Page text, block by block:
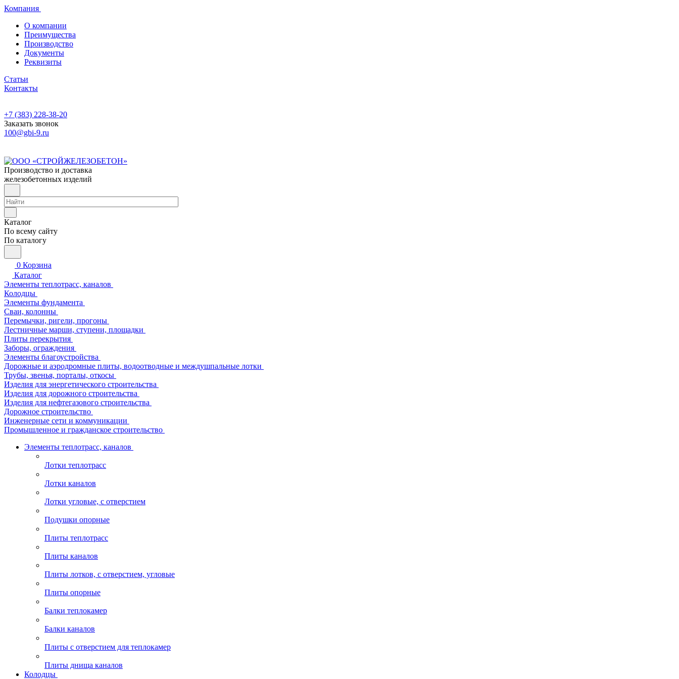
Компания
О компании
Преимущества
Производство
Документы
Реквизиты
Статьи
Контакты
+7 (383) 228-38-20
Заказать звонок
100@gbi-9.ru
Производство и доставка
железобетонных изделий
Каталог
По всему сайту
По каталогу
0 Корзина
Каталог
Элементы теплотрасс, каналов
Колодцы
Элементы фундамента
Сваи, колонны
Перемычки, ригели, прогоны
Лестничные марши, ступени, площадки
Плиты перекрытия
Заборы, ограждения
Элементы благоустройства
Дорожные и аэродромные плиты, водоотводные и междушпальные лотки
Трубы, звенья, порталы, откосы
Изделия для энергетического строительства
Изделия для дорожного строительства
Изделия для нефтегазового строительства
Дорожное строительство
Инженерные сети и коммуникации
Промышленное и гражданское строительство
Элементы теплотрасс, каналов
Лотки теплотрасс
Лотки каналов
Лотки угловые, с отверстием
Подушки опорные
Плиты теплотрасс
Плиты каналов
Плиты лотков, с отверстием, угловые
Плиты опорные
Балки теплокамер
Балки каналов
Плиты с отверстием для теплокамер
Плиты днища каналов
Колодцы